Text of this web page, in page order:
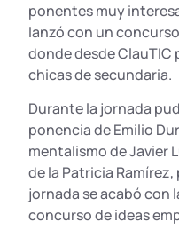
ponentes muy
lanzó con un
donde desde
chicas de secundaria.
Durante la jornada
ponencia de Emilio
mentalismo de Javier
de la Patricia
jornada se acabó con
concurso de ideas